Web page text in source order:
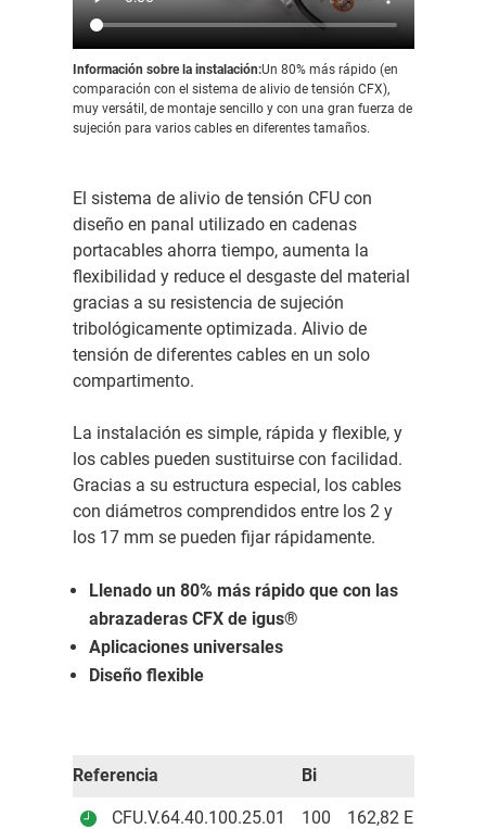
Información sobre la instalación:Un 80% más rápido (en
comparación con el sistema de alivio de tensión CFX),
muy versátil, de montaje sencillo y con una gran fuerza de
sujeción para varios cables en diferentes tamaños.
El sistema de alivio de tensión CFU con
diseño en panal utilizado en cadenas
portacables ahorra tiempo, aumenta la
flexibilidad y reduce el desgaste del material
gracias a su resistencia de sujeción
tribológicamente optimizada. Alivio de
tensión de diferentes cables en un solo
compartimento.
La instalación es simple, rápida y flexible, y
los cables pueden sustituirse con facilidad.
Gracias a su estructura especial, los cables
con diámetros comprendidos entre los 2 y
los 17 mm se pueden fijar rápidamente.
Llenado un 80% más rápido que con las
abrazaderas CFX de igus®
Aplicaciones universales
Diseño flexible
Referencia Bi
CFU.V.64.40.100.25.01 100 162,82 EUR